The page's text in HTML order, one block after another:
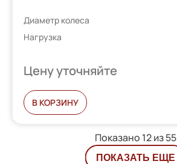
Диаметр колеса
Нагрузка
Цену уточняйте
В КОРЗИНУ
Показано 12 из55
ПОКАЗАТЬ ЕЩЕ